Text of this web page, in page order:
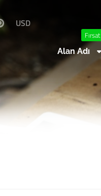
USD
Fırsat
Alan Adı